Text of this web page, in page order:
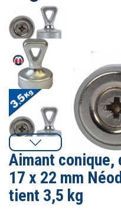
Aimant
17 x 22 mm
tient 3,5 kg